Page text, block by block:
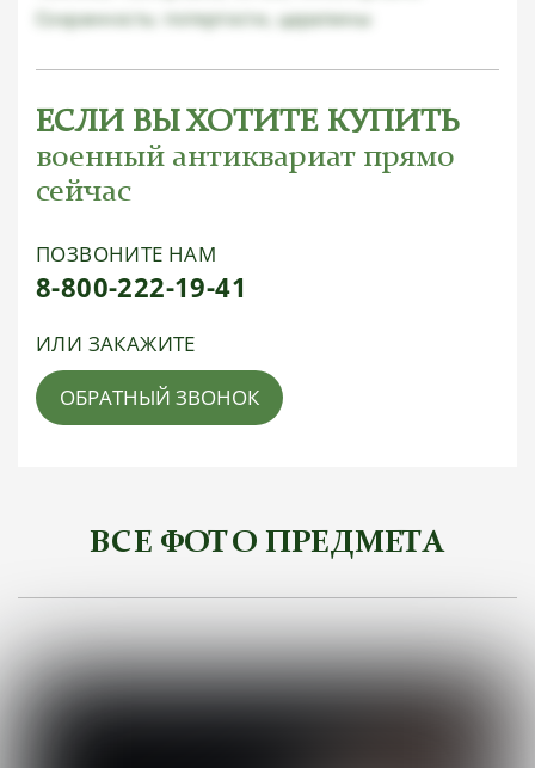
Сохранность: потертости, царапины
ЕСЛИ ВЫ ХОТИТЕ КУПИТЬ
военный антиквариат прямо
сейчас
ПОЗВОНИТЕ НАМ
8-800-222-19-41
ИЛИ ЗАКАЖИТЕ
ОБРАТНЫЙ ЗВОНОК
ВСЕ ФОТО ПРЕДМЕТА